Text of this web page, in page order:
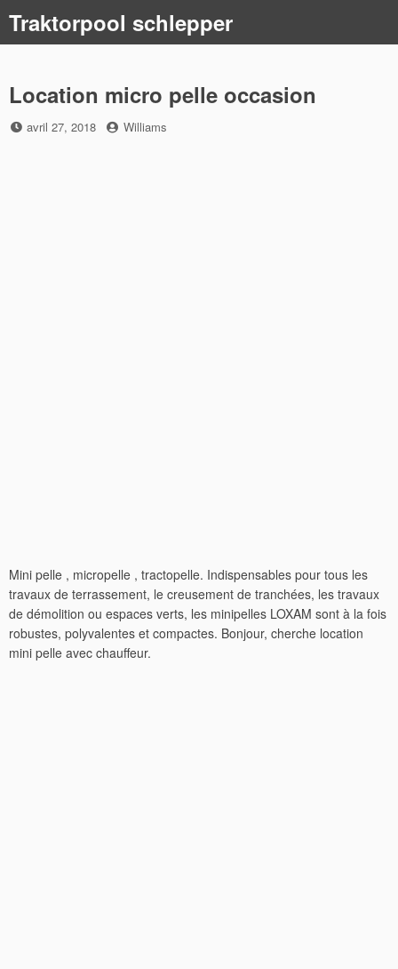
content
Traktorpool schlepper
Location micro pelle occasion
Posted
avril 27, 2018 by
Williams
Mini pelle , micropelle , tractopelle. Indispensables pour tous les
travaux de terrassement, le creusement de tranchées, les travaux
de démolition ou espaces verts, les minipelles LOXAM sont à la fois
robustes, polyvalentes et compactes. Bonjour, cherche location
mini pelle avec chauffeur.